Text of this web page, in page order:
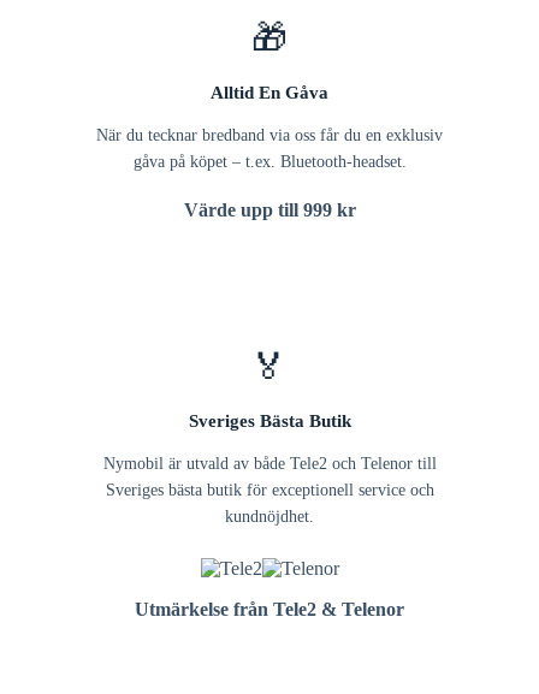
🎁
Alltid En Gåva
När du tecknar bredband via oss får du en exklusiv
gåva på köpet – t.ex. Bluetooth-headset.
Värde upp till 999 kr
🏅
Sveriges Bästa Butik
Nymobil är utvald av både Tele2 och Telenor till
Sveriges bästa butik för exceptionell service och
kundnöjdhet.
Utmärkelse från Tele2 & Telenor